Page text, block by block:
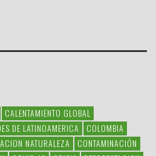
CALENTAMIENTO GLOBAL
DE LATINOAMERICA
COLOMBIA
NATURALEZA
CONTAMINACIÓN